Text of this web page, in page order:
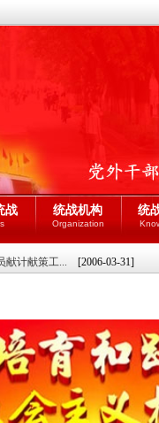
战 统战机构
Organization
统
献计献策工... [2006-03-31]